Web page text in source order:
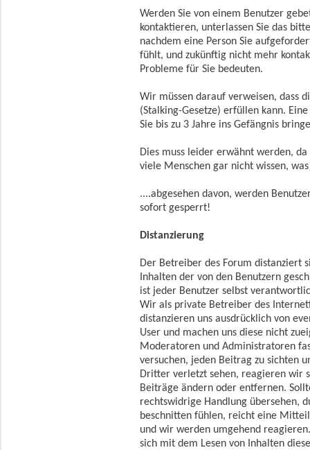
Werden Sie von einem Benutzer
kontaktieren, unterlassen Sie das
nachdem eine Person Sie
fühlt, und zukünftig nicht mehr
Probleme für Sie bedeuten.
Wir müssen darauf verweisen, dass
(Stalking-Gesetze) erfüllen kann.
Sie bis zu 3 Jahre ins Gefängnis
Dies muss leider erwähnt werden,
viele Menschen gar nicht wissen,
....abgesehen davon, werden
sofort gesperrt!
Distanzierung
Der Betreiber des Forum distanziert
Inhalten der von den Benutzern
ist jeder Benutzer selbst
Wir als private Betreiber des
distanzieren uns ausdrücklich von
User und machen uns diese nicht
Moderatoren und Administratoren
versuchen, jeden Beitrag zu sichten
Dritter verletzt sehen, reagieren wir
Beiträge ändern oder entfernen.
rechtswidrige Handlung übersehen,
beschnitten fühlen, reicht eine
und wir werden umgehend
sich mit dem Lesen von Inhalten